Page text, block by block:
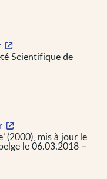
Scientifique de
(2000), mis à jour le
le 06.03.2018 –